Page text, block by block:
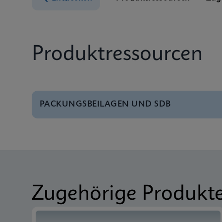
Produktressourcen
PACKUNGSBEILAGEN UND SDB
Zugehörige